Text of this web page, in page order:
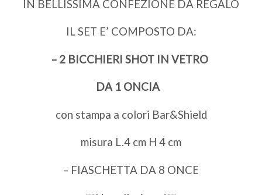
IN BELLISSIMA CONFEZIONE DA REGALO
IL SET E’ COMPOSTO DA:
– 2 BICCHIERI SHOT IN VETRO
DA 1 ONCIA
con stampa a colori Bar&Shield
misura L.4 cm H 4 cm
– FIASCHETTA DA 8 ONCE